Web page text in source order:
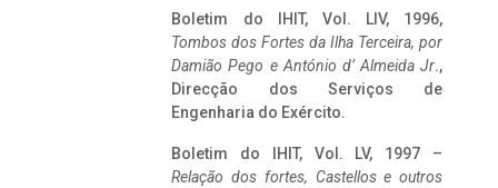
Boletim do IHIT, Vol. LIV, 1996,
Tombos dos Fortes da Ilha Terceira, por
Damião Pego e António d’ Almeida Jr.,
Direcção dos Serviços de
Engenharia do Exército.
Boletim do IHIT, Vol. LV, 1997 –
Relação dos fortes, Castellos e outros